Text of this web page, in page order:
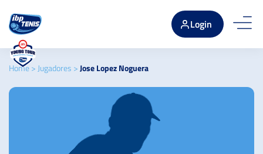
Login
Home> Jugadores >Jose Lopez Noguera